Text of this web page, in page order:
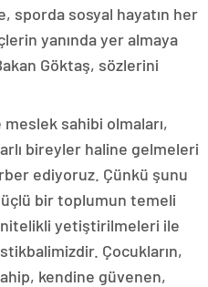
sporda sosyal hayatın her
yanında yer almaya
Göktaş, sözlerini
sahibi olmaları,
bireyler haline gelmeleri
ediyoruz. Çünkü şunu
bir toplumun temeli
nitelikli yetiştirilmeleri ile
Çocukların,
kendine güvenen,